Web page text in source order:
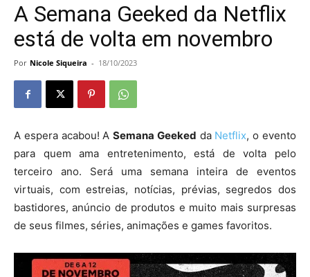
A Semana Geeked da Netflix
está de volta em novembro
Por Nicole Siqueira - 18/10/2023
A espera acabou! ASemana Geeked da Netflix, o evento
para quem ama entretenimento, está de volta pelo
terceiro ano. Será uma semana inteira de eventos
virtuais, com estreias, notícias, prévias, segredos dos
bastidores, anúncio de produtos e muito mais surpresas
de seus filmes, séries, animações e games favoritos.